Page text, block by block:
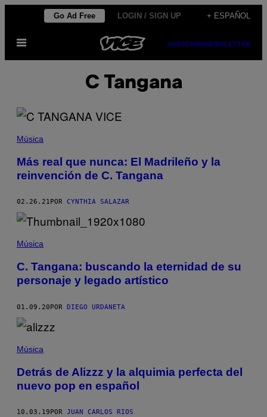
contenido
Go Ad Free LOGIN / SIGN UP + ESPAÑOL
Abrir
SUBSCRIBENEWSLETTER
C Tangana
Música
Más real que nunca: El Madrileño y la
reinvención de C. Tangana
02.26.21 POR CYNTHIA SALAZAR
Música
C. Tangana: buscando la eternidad de su
personaje y legado artístico
01.09.20POR DIEGO URDANETA
Música
Detrás de Alizzz y la alquimia perfecta del
nuevo pop en español
10.03.19 POR JUAN CARLOS RIOS